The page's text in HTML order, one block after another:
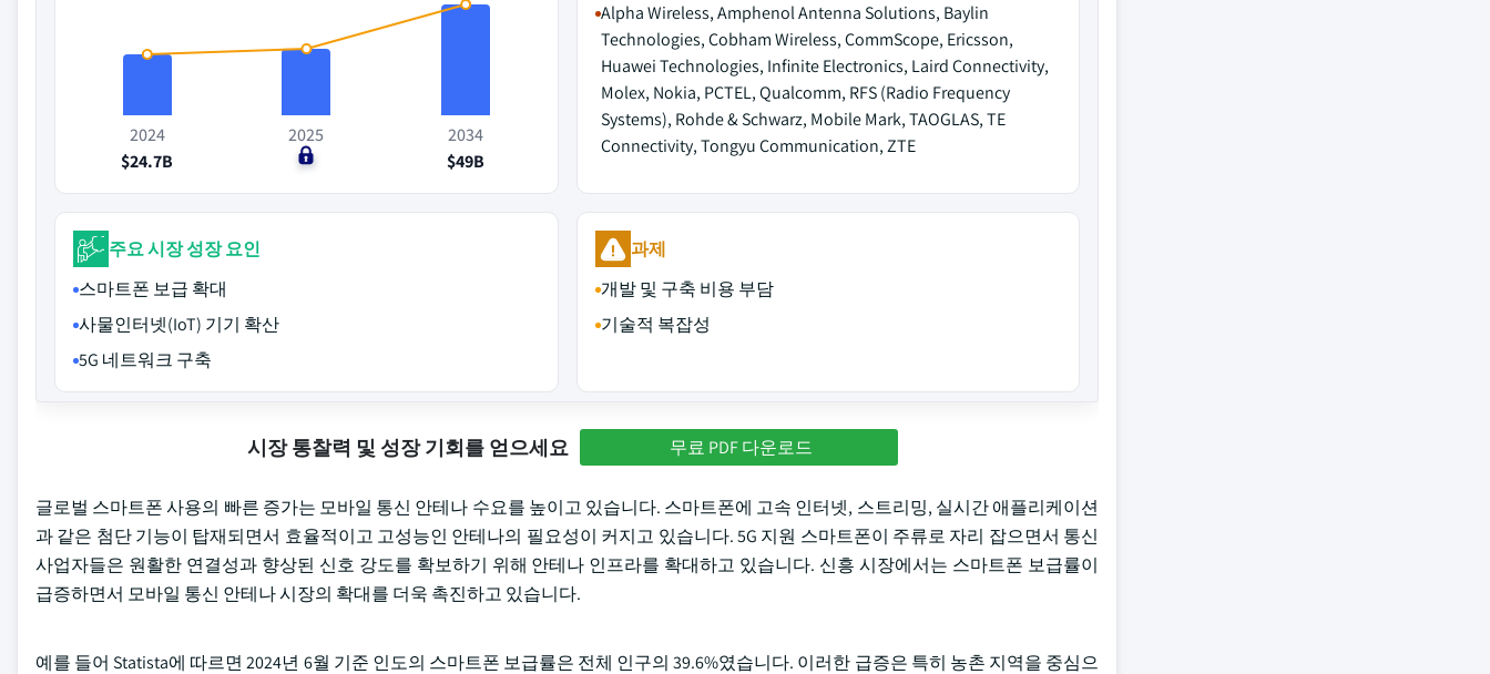
2024
$24.7B
2025
$0
2034
$49B
Alpha Wireless, Amphenol Antenna Solutions, Baylin
Technologies, Cobham Wireless, CommScope, Ericsson,
Huawei Technologies, Infinite Electronics, Laird Connectivity,
Molex, Nokia, PCTEL, Qualcomm, RFS (Radio Frequency
Systems), Rohde & Schwarz, Mobile Mark, TAOGLAS, TE
Connectivity, Tongyu Communication, ZTE
주요 시장 성장 요인
스마트폰 보급 확대
사물인터넷(IoT) 기기 확산
5G 네트워크 구축
과제
개발 및 구축 비용 부담
기술적 복잡성
시장 통찰력 및 성장 기회를 얻으세요 무료 PDF 다운로드
글로벌 스마트폰 사용의 빠른 증가는 모바일 통신 안테나 수요를 높이고 있습니다. 스마트폰에 고속 인터넷, 스트리밍, 실시간 애플리케이션
과 같은 첨단 기능이 탑재되면서 효율적이고 고성능인 안테나의 필요성이 커지고 있습니다. 5G 지원 스마트폰이 주류로 자리 잡으면서 통신
사업자들은 원활한 연결성과 향상된 신호 강도를 확보하기 위해 안테나 인프라를 확대하고 있습니다. 신흥 시장에서는 스마트폰 보급률이
급증하면서 모바일 통신 안테나 시장의 확대를 더욱 촉진하고 있습니다.
예를 들어 Statista에 따르면 2024년 6월 기준 인도의 스마트폰 보급률은 전체 인구의 39.6%였습니다. 이러한 급증은 특히 농촌 지역을 중심으